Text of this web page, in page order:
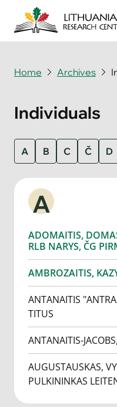
Archives
Periodicals
News & Events
Support Us
Contact Us
Home Archives
Individuals
A B C Č D
A
ADOMAITIS,
RLB NARYS, ČG
AMBROZAITIS,
ANTANAITIS
TITUS
ANTANAITIS-
AUGUSTAUSKAS,
PULKININKAS